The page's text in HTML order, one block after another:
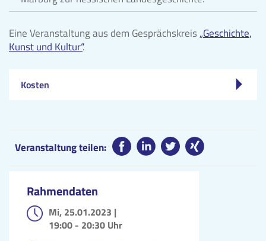
Eine Veranstaltung aus dem Gesprächskreis„Geschichte,
Kunst und Kultur“.
Kosten
Veranstaltung teilen:
Rahmendaten
Mi, 25.01.2023 |
19:00 - 20:30 Uhr